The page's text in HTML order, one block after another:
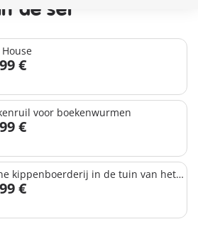
de set
€
voor boekenwurmen
€
kippenboerderij in de tuin van het
huis
€